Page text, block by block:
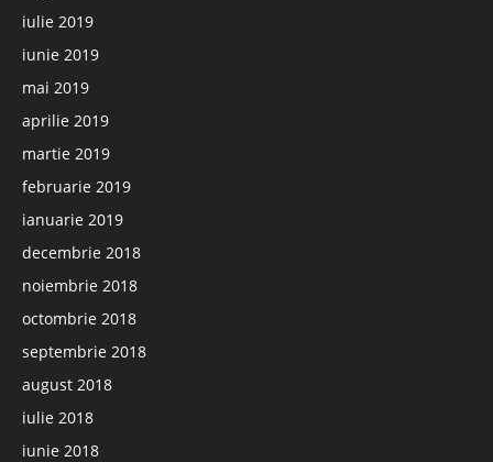
iulie 2019
iunie 2019
mai 2019
aprilie 2019
martie 2019
februarie 2019
ianuarie 2019
decembrie 2018
noiembrie 2018
octombrie 2018
septembrie 2018
august 2018
iulie 2018
iunie 2018